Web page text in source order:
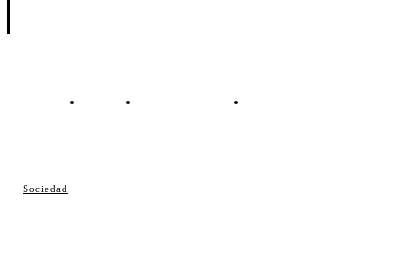
Sociedad
Contacto Política de cookies